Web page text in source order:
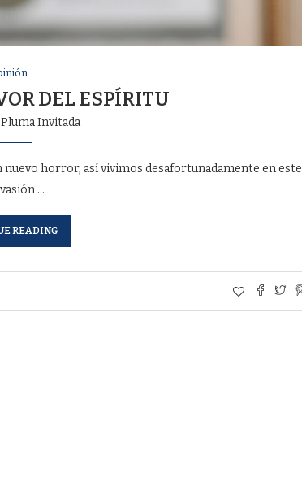
DEL ESPÍRITU
Pluma Invitada
nuevo horror, así vivimos desafortunadamente en este
…
READING